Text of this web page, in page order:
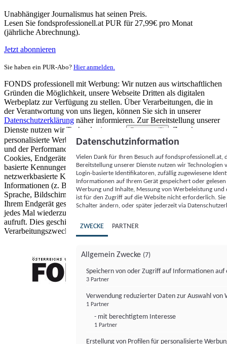
Unabhängiger Journalismus hat seinen Preis.
Lesen Sie fondsprofessionell.at PUR für 27,99€ pro Monat
(jährliche Abrechnung).
Jetzt abonnieren
Sie haben ein PUR-Abo? Hier anmelden.
FONDS professionell mit Werbung: Wir nutzen aus wirtschaftlichen
Gründen die Möglichkeit, unsere Webseite Dritten als digitalen
Werbeplatz zur Verfügung zu stellen. Über Verarbeitungen, die in
der Verantwortung von uns liegen, können Sie sich in unserer
Datenschutzerklärung näher informieren. Zur Bereitstellung unserer
Dienste nutzen wir Technologien von
Partnern (5)
. Zwecke:
personalisierte Werbung und Inhalte, Messung von Werbeleistung
und der Performance von Inhalten sowie Zielgruppenforschung.
Cookies, Endgeräte- oder ähnliche Online-Kennungen (z. B. login-
basierte Kennungen, zufällig generierte Kennungen,
netzwerkbasierte Kennungen) können zusammen mit anderen
Informationen (z. B. Browsertyp und Browserinformationen,
Sprache, Bildschirmgröße, unterstützte Technologien usw.) auf
Ihrem Endgerät gespeichert oder von dort ausgelesen werden, um es
jedes Mal wiederzuerkennen, wenn es eine App oder einer Webseite
aufruft. Dies geschieht für einen oder mehrere der hier aufgeführten
Verarbeitungszwecke.
Datenschutzinformation
Vielen Dank für Ihren Besuch auf
Bereitstellung unserer Dienste nutzen wir Technologien
Login-basierte Identifikatoren, zufällig zugewiesene
Informationen auf Ihrem Gerät gespeichert oder
Werbung und Inhalte, Messung von Werbeleistung
ist für den Zugriff auf die Website nicht erforderlich.
Schalter ändern, oder später jederzeit via
ZWECKE PARTNER
Allgemein Zwecke (7)
Speichern von oder Zugriff auf Informationen auf
3 Partner
Verwendung reduzierter Daten zur Auswahl von
1 Partner
- mit berechtigtem Interesse
1 Partner
Erstellung von Profilen für personalisierte
FONDS professionell